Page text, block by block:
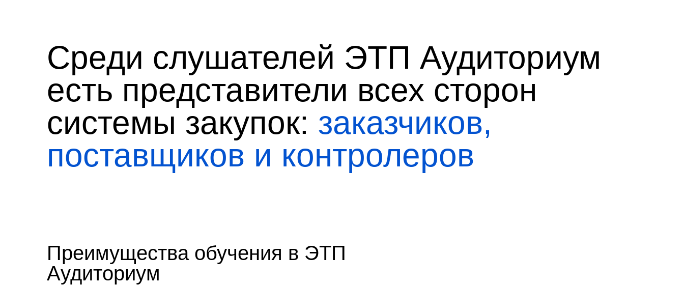
Среди слушателей ЭТП Аудиториум
есть представители всех сторон
системы закупок: заказчиков,
поставщиков и контролеров
Преимущества обучения в ЭТП
Аудиториум